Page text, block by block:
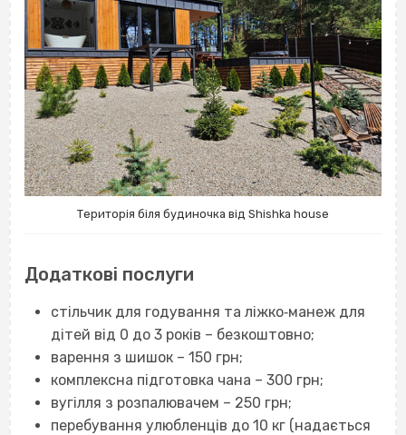
Територія біля будиночка від Shishka house
Додаткові послуги
стільчик для годування та ліжко‐манеж для
дітей від 0 до 3 років – безкоштовно;
варення з шишок – 150 грн;
комплексна підготовка чана – 300 грн;
вугілля з розпалювачем – 250 грн;
перебування улюбленців до 10 кг (надається